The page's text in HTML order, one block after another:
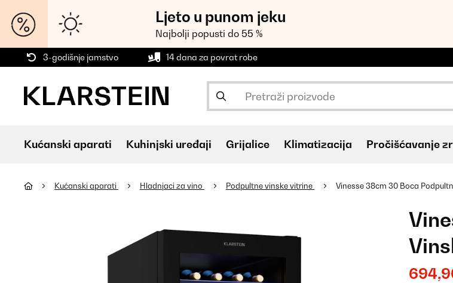
Ljeto u punom jeku
Najbolji popusti do 55 %
3-godišnje jamstvo 14 dana za povrat robe
Kućanski aparati Kuhinjski uređaji Grijalice Klimatizacija Pročišćavanje
Kućanski aparati Hladnjaci za vino Podpultne vinske vitrine Vinesse 38cm 30 Boca